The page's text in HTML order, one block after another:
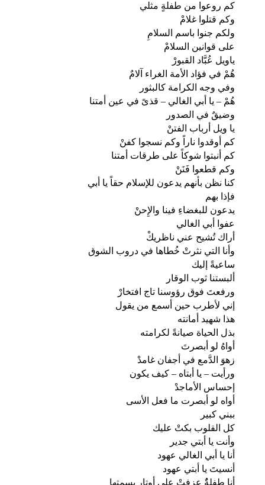
كم روعوا من طفلةٍ مثلي
وكم قتلوا غلامْ
ولكم جنوا باسم السلامِ
على قوانين السلامْ
ياويل عُبَّاد القبورْ
هُمْ في فؤاد الأمة الغراء آلامٌ
وفي وجه الكرامة كالبثور
هُمْ – يا أبي الغالي – قذىً في عين أمتنا
وضيقٌ في الصدور
يا ويل أرباب الفتنْ
كم أوقدوا ناراً وكم نسجوا كفنْ
كم أنبتوا شوكاً على طرقات أمتنا
وكم قطعوا فَنَنْ
كنا نظن بأنهم يدعون للإسلام حقاً يا أبي
فإذا بهم
يدعون للبغضاءِ فينا والإِحنْ
عفوا أبي الغالي
أراك تُشيح عني ناظريكْ
وأنا التي نثرتْ خُطاها في دروب الشوق
ساعيةً إليك
ألبستنا ثوب الوقار
ورفعتَ فوق رؤوسنا تاج افتخارْ
إني لأطرب حين أسمع من يقول
هذا شهيد أمانته
بذل الحياة صيانةً لكرامته
أواهُ لو أبصرتَ
زهوَ الدَّمع في أجفان غامدْ
ورأيت – يا أبتاه – كيف يكون
إحساس الأماجدْ
أواه لو أبصرت ما فعل الأسى
ببني كبير
كل القلوب بكتْ عليك
وأنت يا أبتي جدير
أنا يا أبي الغالي عهود
أنسيتَ يا أبتي عهود
أنا طفلةٌُ عزفتْ على أوتار بسمتها